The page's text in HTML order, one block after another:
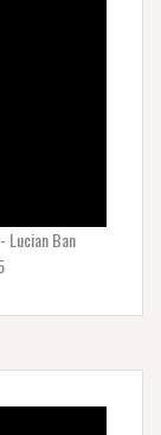
Lucian Ban